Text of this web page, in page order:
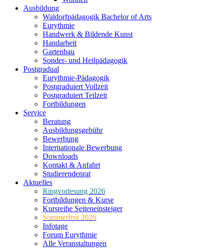
Ausbildung
Waldorfpädagogik Bachelor of Arts
Eurythmie
Handwerk & Bildende Kunst
Handarbeit
Gartenbau
Sonder- und Heilpädagogik
Postgradual
Eurythmie-Pädagogik
Postgraduiert Vollzeit
Postgraduiert Teilzeit
Fortbildungen
Service
Beratung
Ausbildungsgebühr
Bewerbung
Internationale Bewerbung
Downloads
Kontakt & Anfahrt
Studierendenrat
Aktuelles
Ringvorlesung 2026
Fortbildungen & Kurse
Kursreihe Seiteneinsteiger
Sommerfest 2026
Infotage
Forum Eurythmie
Alle Veranstaltungen